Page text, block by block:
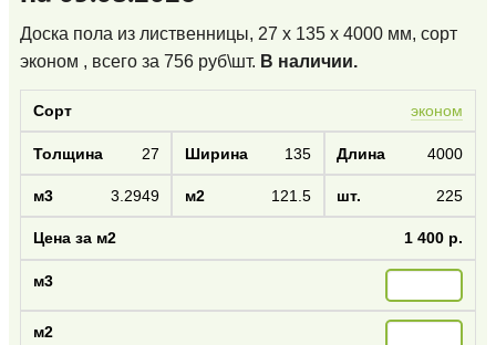
Доска пола из лиственницы, 27 x 135 x 4000 мм, сорт
эконом , всего за 756 руб\шт. В наличии.
эконом
27 135 4000
3.2949 121.5 225
1 400 р.